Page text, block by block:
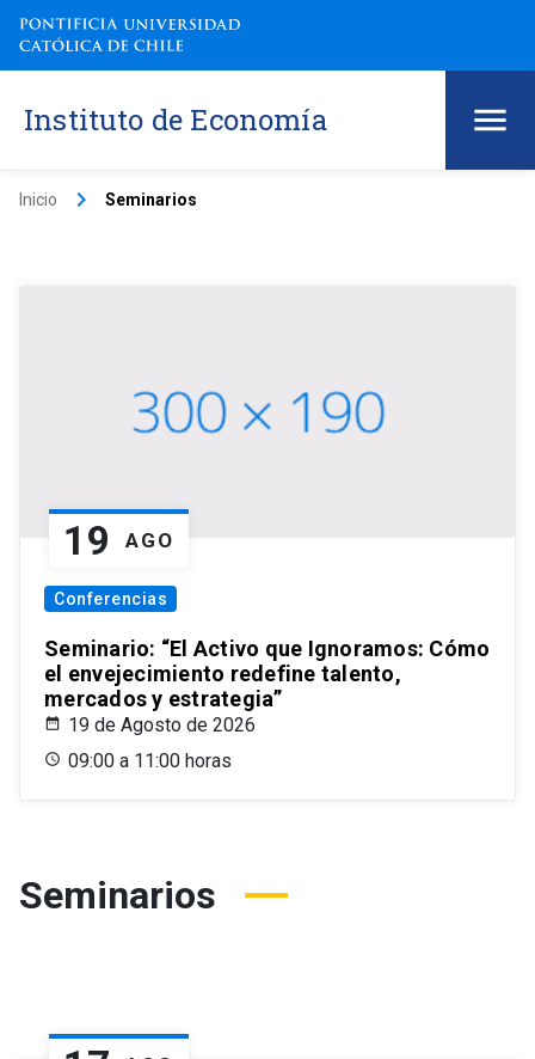
Instituto de Economía
Inicio keyboard_arrow_right Seminarios
19 AGO
Conferencias
Seminario: “El Activo que Ignoramos: Cómo
el envejecimiento redefine talento,
mercados y estrategia”
19 de Agosto de 2026
09:00 a 11:00 horas
Seminarios